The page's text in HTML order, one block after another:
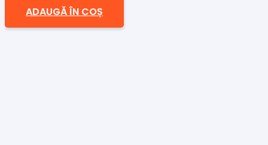
ADAUGĂ ÎN COȘ